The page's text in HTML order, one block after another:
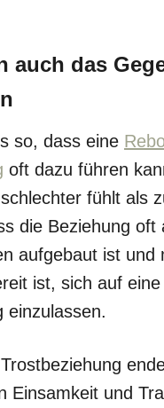
auch das
so, dass eine
oft dazu führen
fühlt als
die Beziehung oft
aufgebaut ist und
ist, sich auf
einzulassen.
Einsamkeit und